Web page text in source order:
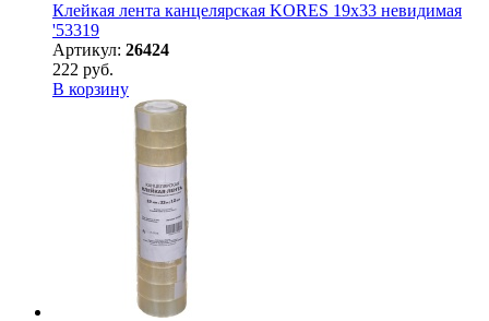
Клейкая лента канцелярская KORES 19х33 невидимая
'53319
Артикул: 26424
222 руб.
В корзину